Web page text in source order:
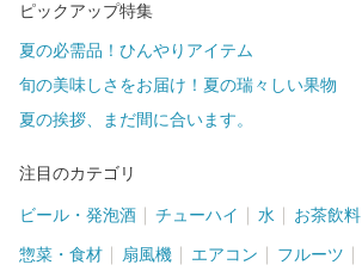
ピックアップ特集
夏の必需品！ひんやりアイテム
旬の美味しさをお届け！夏の瑞々しい果物
夏の挨拶、まだ間に合います。
注目のカテゴリ
ビール・発泡酒 チューハイ 水 お茶飲料
惣菜・食材 扇風機 エアコン フルーツ